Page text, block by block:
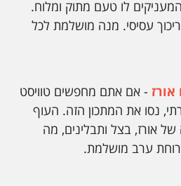
לו טעם מתוק ומלוח.
עסיסי. מנה מושלמת לכל
- אם אתם מחפשים טוויסט
נסו את המתכון הזה. העוף
אורז, בצל ותבלינים, מה
ערב מושלמת.